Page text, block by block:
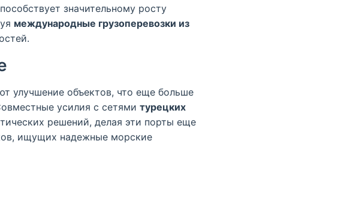
значительному росту
международные грузоперевозки из
улучшение объектов, что еще больше
усилия с сетями турецких
решений, делая эти порты еще
ищущих надежные морские